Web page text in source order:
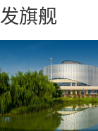
发旗舰